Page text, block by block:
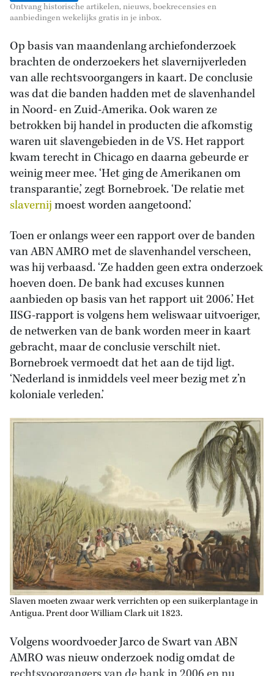
Ontvang historische artikelen, nieuws, boekrecensies en
aanbiedingen wekelijks gratis in je inbox.
Op basis van maandenlang archiefonderzoek
brachten de onderzoekers het slavernijverleden
van alle rechtsvoorgangers in kaart. De conclusie
was dat die banden hadden met de slavenhandel
in Noord- en Zuid-Amerika. Ook waren ze
betrokken bij handel in producten die afkomstig
waren uit slavengebieden in de VS. Het rapport
kwam terecht in Chicago en daarna gebeurde er
weinig meer mee. ‘Het ging de Amerikanen om
transparantie,’ zegt Bornebroek. ‘De relatie met
slavernijmoest worden aangetoond.’
Toen er onlangs weer een rapport over de banden
van ABN AMRO met de slavenhandel verscheen,
was hij verbaasd. ‘Ze hadden geen extra onderzoek
hoeven doen. De bank had excuses kunnen
aanbieden op basis van het rapport uit 2006.’ Het
IISG-rapport is volgens hem weliswaar uitvoeriger,
de netwerken van de bank worden meer in kaart
gebracht, maar de conclusie verschilt niet.
Bornebroek vermoedt dat het aan de tijd ligt.
‘Nederland is inmiddels veel meer bezig met z’n
koloniale verleden.’
Slaven moeten zwaar werk verrichten op een suikerplantage in
Antigua. Prent door William Clark uit 1823.
Volgens woordvoeder Jarco de Swart van ABN
AMRO was nieuw onderzoek nodig omdat de